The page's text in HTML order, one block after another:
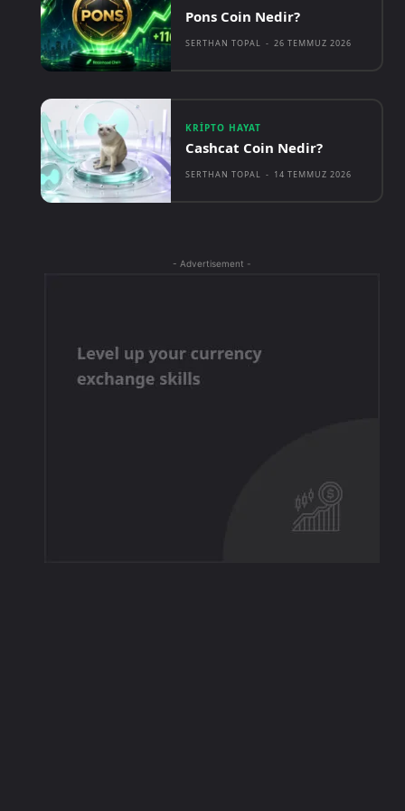
Pons Coin Nedir?
SERTHAN TOPAL - 26 TEMMUZ 2026
KRIPTO HAYAT
Cashcat Coin Nedir?
SERTHAN TOPAL - 14 TEMMUZ 2026
- Advertisement -